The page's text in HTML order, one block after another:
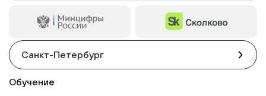
Санкт-Петербург
Обучение